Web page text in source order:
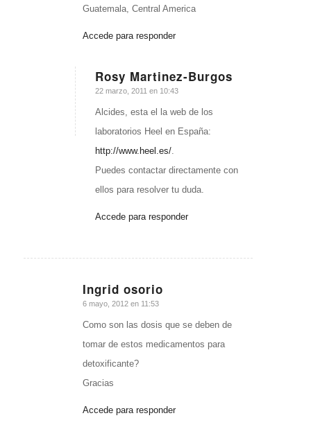
Guatemala, Central America
Accede para responder
Rosy Martinez-Burgos
Dice:
22 marzo, 2011 en 10:43
Alcides, esta el la web de los
laboratorios Heel en España:
http://www.heel.es/.
Puedes contactar directamente con
ellos para resolver tu duda.
Accede para responder
Ingrid osorio
Dice:
6 mayo, 2012 en 11:53
Como son las dosis que se deben de
tomar de estos medicamentos para
detoxificante?
Gracias
Accede para responder